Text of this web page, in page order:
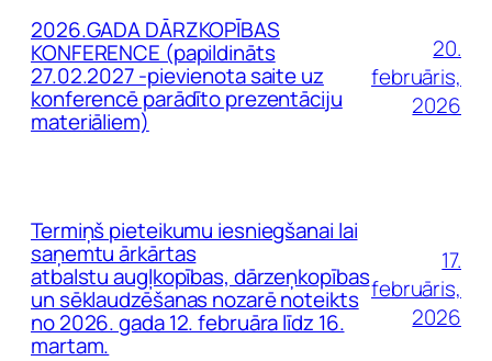
2026.GADA DĀRZKOPĪBAS
KONFERENCE (papildināts
27.02.2027 -pievienota saite uz
konferencē parādīto prezentāciju
materiāliem)
20.
februāris,
2026
Termiņš pieteikumu iesniegšanai lai
saņemtu ārkārtas
atbalstu augļkopības, dārzeņkopības
un sēklaudzēšanas nozarē noteikts
no 2026. gada 12. februāra līdz 16.
martam.
17.
februāris,
2026